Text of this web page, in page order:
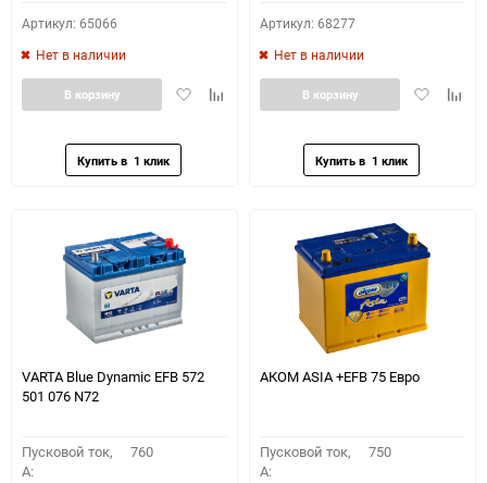
Артикул: 65066
Нет в наличии
ДобавитьДобавить
В корзину
Артикул: 68277
Нет в наличии
Добавить
В корзину
VARTA Blue Dynamic EFB 572
501 076 N72
Пусковой ток,
A:
760
АКОМ ASIA +EFB 75 Евро
Пусковой ток,
A:
750